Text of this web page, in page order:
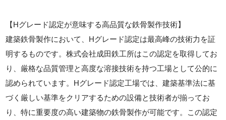
【Hグレード認定が意味する高品質な鉄骨製作技術】
建築鉄骨製作において、Hグレード認定は最高峰の技術力を証
明するものです。株式会社成田鉄工所はこの認定を取得してお
り、厳格な品質管理と高度な溶接技術を持つ工場として公的に
認められています。Hグレード認定工場では、建築基準法に基
づく厳しい基準をクリアするための設備と技術者が揃ってお
り、特に重要度の高い建築物の鉄骨製作が可能です。この認定